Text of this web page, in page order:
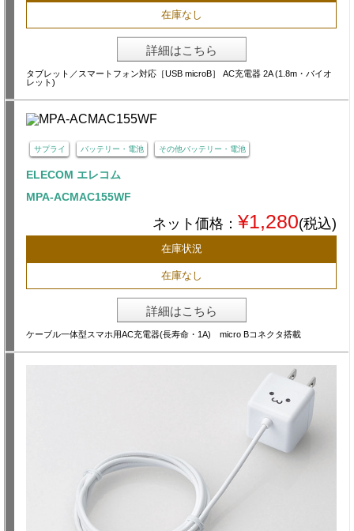
在庫なし
詳細はこちら
タブレット／スマートフォン対応［USB microB］ AC充電器 2A (1.8m・バイオ
レット)
サプライ バッテリー・電池 その他バッテリー・電池
ELECOM エレコム
MPA-ACMAC155WF
ネット価格： ¥1,280(税込)
在庫状況
在庫なし
詳細はこちら
ケーブル一体型スマホ用AC充電器(長寿命・1A) micro Bコネクタ搭載